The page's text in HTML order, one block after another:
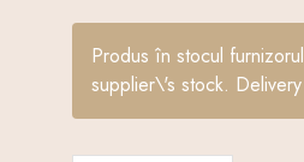
Produs în stocul
supplier\'s stock.